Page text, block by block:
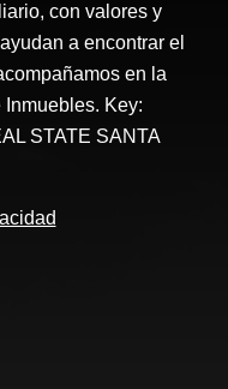
con valores y
a encontrar el
en la
Key:
STATE SANTA